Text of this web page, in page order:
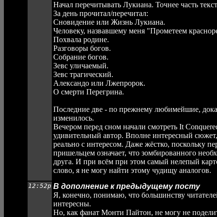
Начал перечитывать Лукиана. Точнее часть
За день прочитал/перечитал:
Сновидение или Жизнь Лукиана.
Человеку, назвавшему меня "Прометеем
Похвала родине.
Разговоры богов.
Собрание богов.
Зевс уличаемый.
Зевс трагический.
Александо или Лжепророк.
О смерти Перегрина.
Последние две - по прежнему любимейшие,
изменилось.
Вечером перед сном начали смотреть It
удивительный автор. Вполне интересный
реально с интересом. Даже жёстко, поскольку
пришельцем означает, что зомбированного
друга. И при всём при этом самый нелепый
слово, я не могу найти этому чудищу аналогов.
12:52p В дополнение к предыдущему посту
Я, конечно, понимаю, что большинству
интересны.
Но, как фанат Монти Пайтон, не могу не